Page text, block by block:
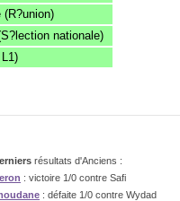
(R?union)
nationale)
résultats d'Anciens :
: victoire 1/0 contre Safi
: défaite 1/0 contre Wydad